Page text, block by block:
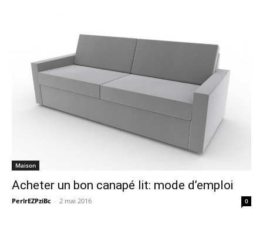
Maison
Acheter un bon canapé lit: mode d’emploi
PerlrEZPziBc - 2 mai 2016 0